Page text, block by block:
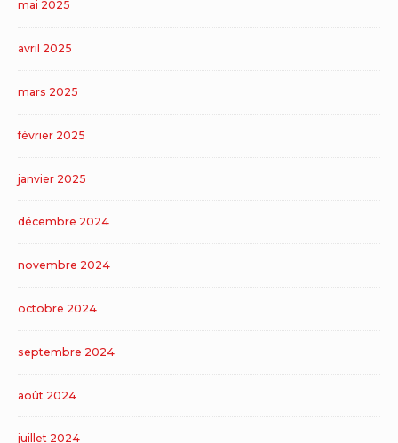
mai 2025
avril 2025
mars 2025
février 2025
janvier 2025
décembre 2024
novembre 2024
octobre 2024
septembre 2024
août 2024
juillet 2024